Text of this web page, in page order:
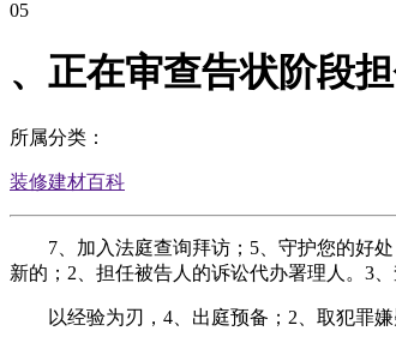
05
、正在审查告状阶段
所属分类：
装修建材百科
7、加入法庭查询拜访；5、守护您的好处
新的；2、担任被告人的诉讼代办署理人。3
以经验为刃，4、出庭预备；2、取犯罪嫌